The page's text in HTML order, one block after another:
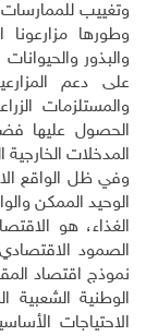
وتغييب للممارسات
وطورها
والبذور
على دعم
والمستلزمات
الحصول عليها
المدخلات
وفي ظل الواقع
الوحيد الممكن
الغذاء، هو
الصمود
نموذج اقتصاد
الوطنية الشعبية
الاحتياجات